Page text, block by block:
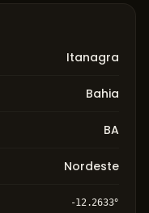
Itanagra
Bahia
BA
Nordeste
-12.2633°